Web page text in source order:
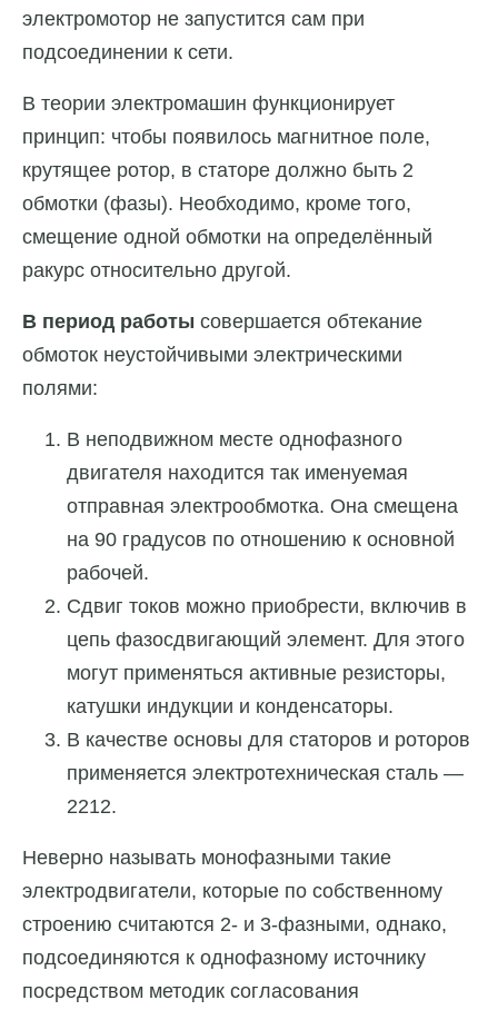
электромотор не запустится сам при
подсоединении к сети.
В теории электромашин функционирует
принцип: чтобы появилось магнитное поле,
крутящее ротор, в статоре должно быть 2
обмотки (фазы). Необходимо, кроме того,
смещение одной обмотки на определённый
ракурс относительно другой.
В период работы совершается обтекание
обмоток неустойчивыми электрическими
полями:
В неподвижном месте однофазного
двигателя находится так именуемая
отправная электрообмотка. Она смещена
на 90 градусов по отношению к основной
рабочей.
Сдвиг токов можно приобрести, включив в
цепь фазосдвигающий элемент. Для этого
могут применяться активные резисторы,
катушки индукции и конденсаторы.
В качестве основы для статоров и роторов
применяется электротехническая сталь —
2212.
Неверно называть монофазными такие
электродвигатели, которые по собственному
строению считаются 2- и 3-фазными, однако,
подсоединяются к однофазному источнику
посредством методик согласования